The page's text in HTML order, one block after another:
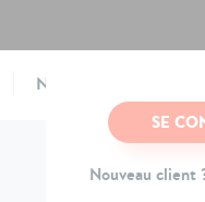
SE
Nouveau client
NOTRE CONCEPT